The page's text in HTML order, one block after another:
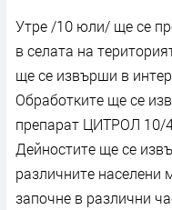
Утре /10 юли/ ще се
в селата на
ще се извърши в
Обработките ще се
препарат ЦИТРОЛ 10/
Дейностите ще се
различните населени
започне в различни